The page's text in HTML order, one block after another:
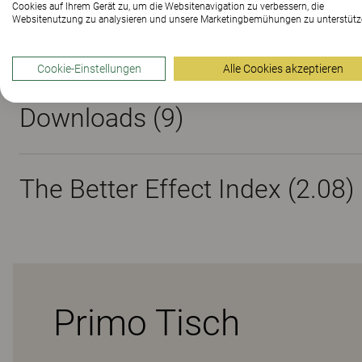
Downloads (9)
The Better Effect Index (2.08)
Primo Tisch
Cookies auf Ihrem Gerät zu, um die Websitenavigation zu verbessern, die
Websitenutzung zu analysieren und unsere Marketingbemühungen zu
Cookie-Einstellungen Alle Cookies akzeptieren